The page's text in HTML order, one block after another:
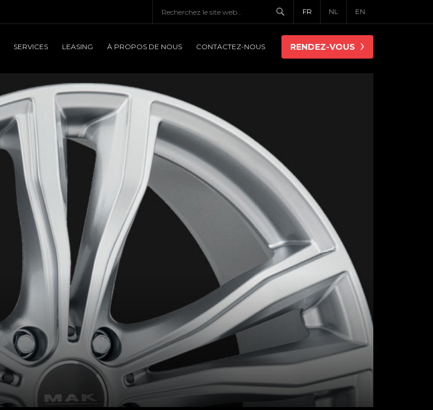
FR NL EN
SERVICES LEASING À PROPOS DE NOUS CONTACTEZ-NOUS RENDEZ-VOUS